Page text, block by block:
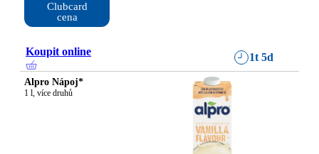
Clubcard
cena
Koupit online 1t 5d
Alpro Nápoj*
1 l, více druhů